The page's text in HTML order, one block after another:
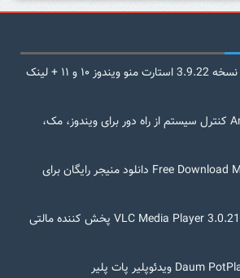
دانلود StartAllBack نسخه 3.9.22 استارت منو ویندوز ۱۰ و ۱۱ + لینک
دانلود AnyDesk 9.6.1 کنترل سیستم از راه دور برای ویندوز، مک،
دانلود Free Download Manager 6.30 دانلود منیجر رایگان برای
دانلود VLC Media Player 3.0.21 Win/macOS پخش کننده مالتی